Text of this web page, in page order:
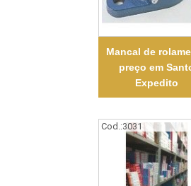
Mancal de
preço em
Expedito
Cod.:3031